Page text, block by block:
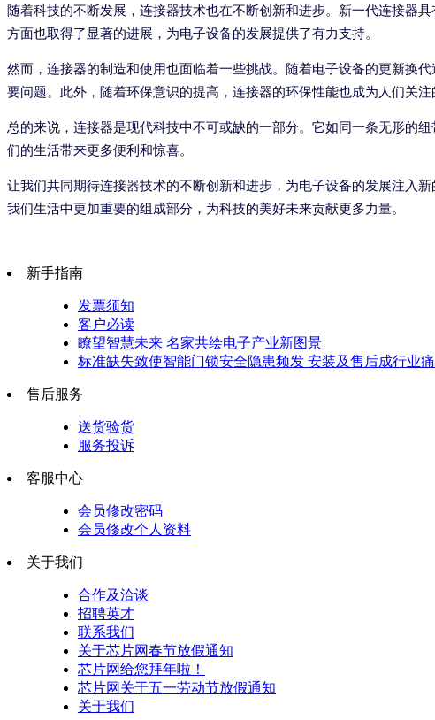
随着科技的不断发展，连接器技术也在不断创新和进步。新一代连接器
方面也取得了显著的进展，为电子设备的发展提供了有力支持。
然而，连接器的制造和使用也面临着一些挑战。随着电子设备的更新换
要问题。此外，随着环保意识的提高，连接器的环保性能也成为人们关
总的来说，连接器是现代科技中不可或缺的一部分。它如同一条无形的
们的生活带来更多便利和惊喜。
让我们共同期待连接器技术的不断创新和进步，为电子设备的发展注入
我们生活中更加重要的组成部分，为科技的美好未来贡献更多力量。
新手指南
发票须知
客户必读
瞭望智慧未来 名家共绘电子产业新图景
标准缺失致使智能门锁安全隐患频发 安装及售后成行业
售后服务
送货验货
服务投诉
客服中心
会员修改密码
会员修改个人资料
关于我们
合作及洽谈
招聘英才
联系我们
关于芯片网春节放假通知
芯片网给您拜年啦！
芯片网关于五一劳动节放假通知
关于我们